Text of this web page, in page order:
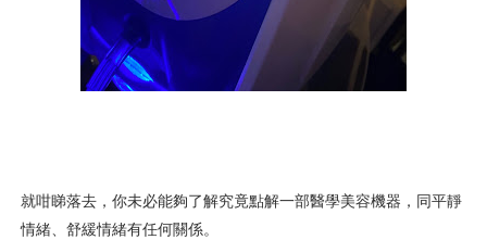
就咁睇落去，你未必能夠了解究竟點解一部醫學美容機器，同平靜
情緒、舒緩情緒有任何關係。